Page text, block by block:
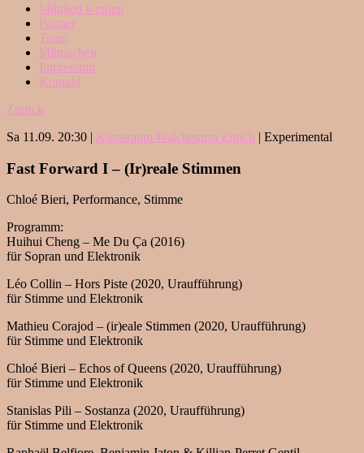
Mitglied werden
Partner
Team
Mitmachen
Impressum
Kontakt
Zurück
Sa 11.09. 20:30 | Kunstraum Walcheturm Zürich | Experimental
Fast Forward I – (Ir)reale Stimmen
Chloé Bieri, Performance, Stimme
Programm:
Huihui Cheng – Me Du Ça (2016)
für Sopran und Elektronik
Léo Collin – Hors Piste (2020, Uraufführung)
für Stimme und Elektronik
Mathieu Corajod – (ir)eale Stimmen (2020, Uraufführung)
für Stimme und Elektronik
Chloé Bieri – Echos of Queens (2020, Uraufführung)
für Stimme und Elektronik
Stanislas Pili – Sostanza (2020, Uraufführung)
für Stimme und Elektronik